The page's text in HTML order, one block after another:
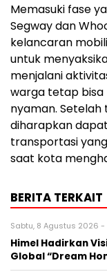
Memasuki fase
Segway dan
kelancaran
untuk
menjalani
warga tetap bisa
nyaman.
diharapkan
transportasi
saat kota
BERITA TERKAIT
Sabtu, 8 Agustus 2026 -
Himel Hadirkan
Global “Dream